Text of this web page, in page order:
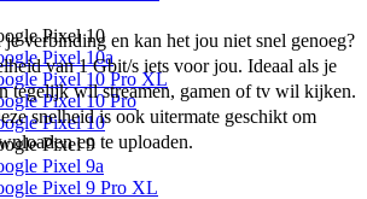
Pixel 10
Pixel 10a
Pixel 10 Pro XL
Pixel 10 Pro
Pixel 10
Pixel 9
Pixel 9a
Pixel 9 Pro XL
je verbinding en kan het jou niet snel genoeg?
van 1 Gbit/s iets voor jou. Ideaal als je
tegelijk wil streamen, gamen of tv wil kijken.
snelheid is ook uitermate geschikt om
en te uploaden.